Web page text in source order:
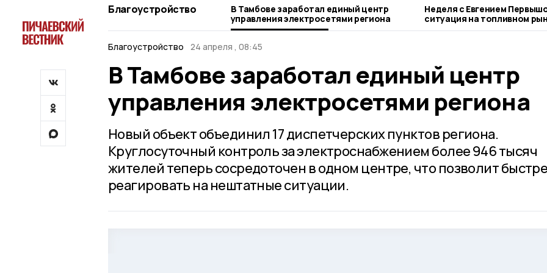
Благоустройство
В Тамбове заработал единый центр
управления электросетями региона
Неделя с Евгением
ситуация на топливном
городе и приоритеты
Благоустройство
24 апреля , 08:45
В Тамбове заработал единый центр
управления электросетями региона
Новый объект объединил 17 диспетчерских пунктов региона.
Круглосуточный контроль за электроснабжением более 946 тысяч
жителей теперь сосредоточен в одном центре, что позволит
реагировать на нештатные ситуации.